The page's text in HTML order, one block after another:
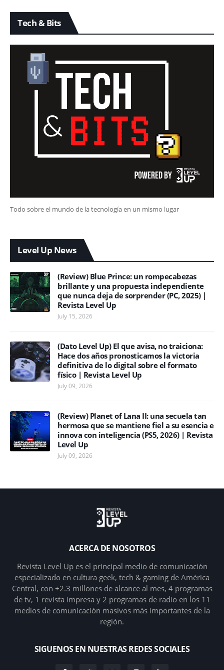
Tech & Bits
Todo sobre el mundo de la tecnología en un mismo lugar
Level Up News
(Review) Blue Prince: un rompecabezas
brillante y una propuesta independiente
que nunca deja de sorprender (PC, 2025) |
Revista Level Up
July 15, 2026
(Dato Level Up) El que avisa, no traiciona:
Hace dos años pronosticamos la victoria
definitiva de lo digital sobre el formato
físico | Revista Level Up
July 09, 2026
(Review) Planet of Lana II: una secuela tan
hermosa que se mantiene fiel a su esencia e
innova con inteligencia (PS5, 2026) | Revista
Level Up
July 09, 2026
ACERCA DE NOSOTROS
Revista Level Up es el principal medio de comunicación
especializado en cultura geek, tech & gaming de América
Central, con +2.3 millones de alcance al mes, 4 programas
de tv, 1 revista impresa y 2 programas de radio en los 11
medios de comunicación masivos más importantes de la
región.
SIGUENOS EN NUESTRAS REDES SOCIALES